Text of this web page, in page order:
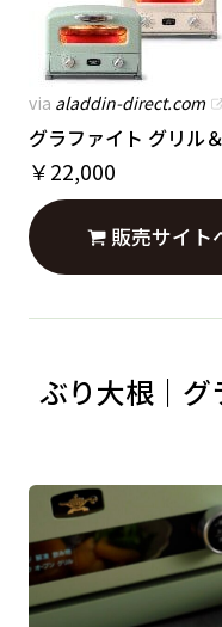
via aladdin-direct.com
グラファイト グリル
￥22,000
販売サイト
ぶり大根｜グ